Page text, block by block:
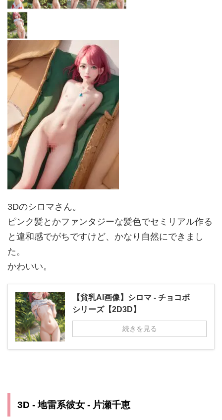
3Dのシロマさん。
ピンク髪とかファンタジーな髪色でセミリアル作る
と違和感でがちですけど、かなり自然にできまし
た。
かわいい。
【貧乳AI画像】シロマ - チョコボ
シリーズ【2D3D】
続きを見る
3D - 地雷系彼女 - 片瀬千恵